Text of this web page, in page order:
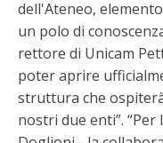
dell'Ateneo,
un polo di
rettore di Unicam
poter aprire
struttura che
nostri due enti”.